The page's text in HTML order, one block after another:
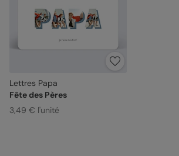
Lettres Papa
Fête des Pères
3,49 € l'unité